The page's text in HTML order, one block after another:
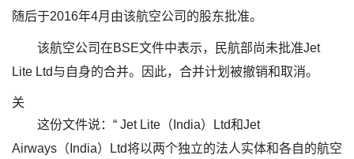
随后于2016年4月由该航空公司的股东批准。
该航空公司在BSE文件中表示，民航部尚未批准Jet
Lite Ltd与自身的合并。因此，合并计划被撤销和取消。
关
这份文件说：“ Jet Lite（India）Ltd和Jet
Airways（India）Ltd将以两个独立的法人实体和各自的航空